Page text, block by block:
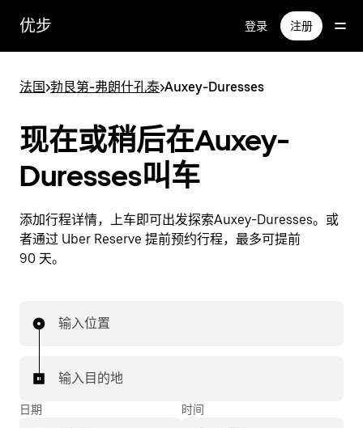
优步 登录 注册
法国>勃艮第-弗朗什孔泰>Auxey-Duresses
现在或稍后在Auxey-
Duresses叫车
添加行程详情，上车即可出发探索Auxey-Duresses。或
者通过 Uber Reserve 提前预约行程，最多可提前
90 天。
输入位置
输入目的地
日期 时间